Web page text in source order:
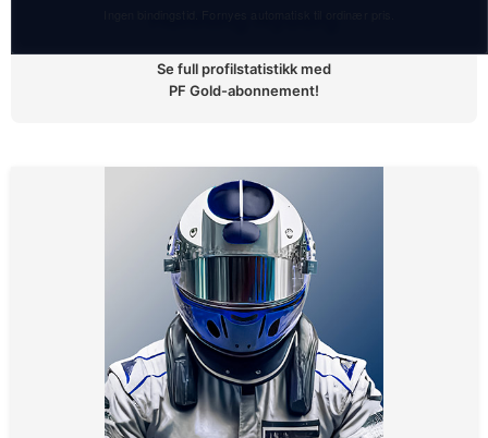
Se full profilstatistikk med
PF Gold-abonnement!